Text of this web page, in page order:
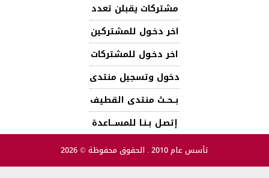
مشتركات يقبلن تعدد
اخر دخـول للمشتركين
اخر دخـول للمشتركات
دخول وتسجيل منتدى
بــحــث منتدى القطيف
إتصـل بـنـا للمســـاعدة
تأسس عام 2010 . الحقوق محفوظة © 2026